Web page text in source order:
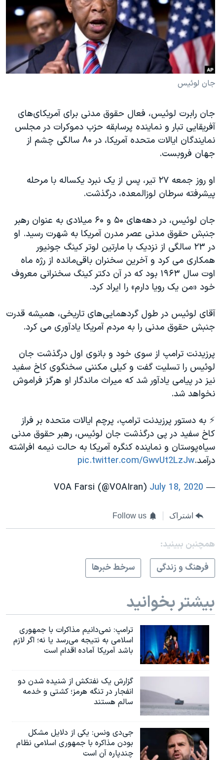
فرهنگ و زندگی
حقوق شهروندی
اقتصادی
علم و فناوری
اسرائیل در جنگ
آرشیو پخش زنده
مستندها
انتخابات ریاست جمهوری آمریکا ۲۰۲۴
حمله جمهوری اسلامی به اسرائیل
رمز مهسا
ورزش زنان در ایران
مجموعه مستندهای دادخواهی
تریبونال مردمی آبان ۹۸
دادگاه حمید نوری
قانون شفافیت دارائی کادر رهبری ایران
اسرائیل در جنگ
نرگس محمدی برنده جایزه نوبل صلح
همایش محافظه‌کاران آمریکا «سی‌پک»
صفحه‌های ویژه
سفر پرزیدنت ترامپ به چین
دنبال کنید
زبانهای مختلف
جان لوئیس
جان رابرت لوئیس، فعال حقوق مدنی برای آمریکای‌های
آفریقایی تبار و نماینده پرسابقه حزب دموکرات در مجلس
نمایندگان ایالات متحده آمریکا، در ۸۰ سالگی چشم از
جهان فروبست.
او روز جمعه ۲۷ تیر، پس از یک نبرد یکساله با مرحله
پیشرفته سرطان لوزالمعده، درگذشت.
جان لوئیس، در دهه‌های ۵۰ و ۶۰ میلادی به عنوان رهبر
جنبش حقوق مدنی عصر مدرن آمریکا به شهرت رسید. او
در ۲۳ سالگی از نزدیک با مارتین لوتر کینگ جونیور
همکاری می کرد و آخرین سخنران باقی‌مانده از رژه ماه
اوت سال ۱۹۶۳ بود که در آن دکتر کینگ سخنرانی معروف
خود «من یک رویا دارم» را ایراد کرد.
آقای لوئیس در طول گردهمایی‌های تاریخی، همیشه قدرت
جنبش حقوق مدنی را به مردم آمریکا یادآوری می کرد.
پرزیدنت ترامپ از سوی خود و بانوی اول درگذشت جان
لوئیس را تسلیت گفت و کیلی مکننی سخنگوی کاخ سفید
نیز در پیامی یادآور شد که میراث ماندگار او هرگز فراموش
نخواهد شد.
⚡️ به دستور پرزیدنت ترامپ، پرچم ایالات متحده بر فراز
کاخ سفید در پی درگذشت جان لوئیس، رهبر حقوق مدنی
سیاه‌پوستان و نماینده کنگره آمریکا به حالت نیمه افراشته
درآمد.pic.twitter.com/GwvUt2LzJw
— VOA Farsi (@VOAIran)
July 18, 2020
اشتراک Follow us
همچنبن ببینید:
فرهنگ و زندگی
سرخط خبرها
بیشتر بخوانید
ترامپ: نمی‌دانیم مذاکرات با جمهوری
اسلامی به نتیجه می‌رسد یا نه؛ اگر لازم
باشد آمریکا آماده اقدام است
گزارش یک نفتکش از شنیده شدن دو
انفجار در تنگه هرمز؛ کشتی و خدمه
سالم هستند
جی‌دی ونس: یکی از دلایل مشکل
بودن مذاکره با جمهوری اسلامی نظام
چندپاره آن است